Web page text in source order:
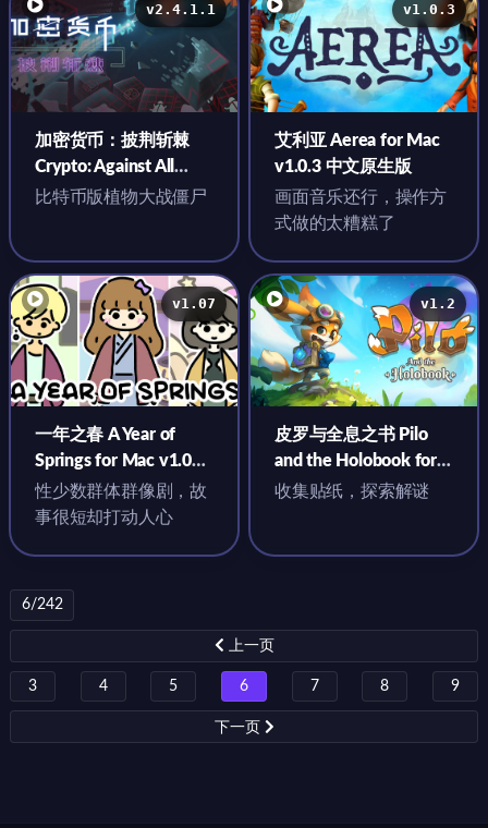
v2.4.1.1
加密货币：披荆斩棘
Crypto: Against All
Odds for Mac v2.4.1.1
比特币版植物大战僵尸
v1.0.3
艾利亚 Aerea for Mac
v1.0.3 中文原生版
画面音乐还行，操作方
式做的太糟糕了
v1.07
一年之春 A Year of
Springs for Mac v1.07
中文原生版
性少数群体群像剧，故
事很短却打动人心
v1.2
皮罗与全息之书 Pilo
and the Holobook for
Mac v1.2 中文原生版
收集贴纸，探索解谜
6/242
上一页
3 4 5 6 7 8 9
下一页